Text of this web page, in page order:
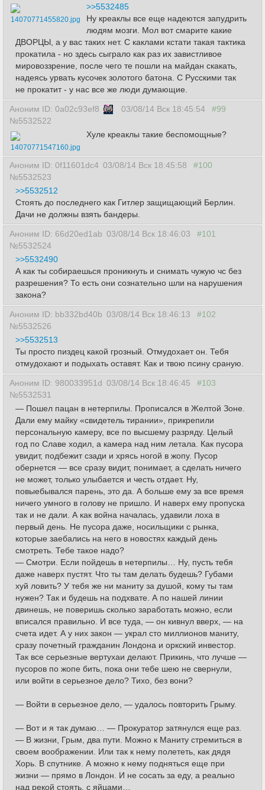
14070771455820.jpg
>>5532485
Ну креаклы все еще надеются запудрить
людям мозги. Мол вот смарите какие
ДВОРЦЫ, а у вас таких нет. С каклами кстати такая тактика
прокатила - но здесь сыграло как раз их завистливое
мировоззрение, после чего те пошли на майдан скакать,
надеясь урвать кусочек золотого батона. С Русскими так
не прокатит - у нас все же люди думающие.
Аноним ID: 0a02c93ef8 03/08/14 Вск 18:45:54
#99
№5532522
14070771547160.jpg
Хуле креаклы такие беспомощные?
Аноним ID: 0f11601dc4 03/08/14 Вск 18:45:58
#100
№5532523
>>5532512
Стоять до последнего как Гитлер защищающий Берлин.
Дачи не должны взять бандеры.
Аноним ID: 66d20ed1ab 03/08/14 Вск 18:46:03
#101
№5532524
>>5532490
А как ты собираешься проникнуть и снимать чужую чс без
разрешения? То есть они сознательно шли на нарушения
закона?
Аноним ID: bb332bd40b 03/08/14 Вск 18:46:13
#102
№5532526
>>5532513
Ты просто пиздец какой грозный. Отмудохает он. Тебя
отмудохают и подыхать оставят. Как и твою псину сраную.
Аноним ID: 980033951d 03/08/14 Вск 18:46:45
#103
№5532531
— Пошел пацан в нетерпилы. Прописался в Желтой Зоне.
Дали ему майку «свидетель тирании», прикрепили
персональную камеру, все по высшему разряду. Целый
год по Славе ходил, а камера над ним летала. Как пусора
увидит, подбежит сзади и хрясь ногой в жопу. Пусор
обернется — все сразу видит, понимает, а сделать ничего
не может, только улыбается и честь отдает. Ну,
повыебывался парень, это да. А больше ему за все время
ничего умного в голову не пришло. И наверх ему пропуска
так и не дали. А как война началась, удавили лоха в
первый день. Не пусора даже, носильщики с рынка,
которые заебались на него в новостях каждый день
смотреть. Тебе такое надо?
— Смотри. Если пойдешь в нетерпилы… Ну, пусть тебя
даже наверх пустят. Что ты там делать будешь? Губами
хуй ловить? У тебя же ни маниту за душой, кому ты там
нужен? Так и будешь на подхвате. А по нашей линии
двинешь, не поверишь сколько заработать можно, если
вписался правильно. И все туда, — он кивнул вверх, — на
счета идет. А у них закон — украл сто миллионов маниту,
сразу почетный гражданин Лондона и оркский инвестор.
Так все серьезные вертухаи делают. Прикинь, что лучше —
пусоров по жопе бить, пока они тебе шею не свернули,
или войти в серьезное дело? Тихо, без вони?
— Войти в серьезное дело, — удалось повторить Грыму.
— Вот и я так думаю… — Прокуратор затянулся еще раз.
— В жизни, Грым, два пути. Можно к Маниту стремиться в
своем воображении. Или так к нему полететь, как дядя
Хорь. В спутнике. А можно к нему подняться еще при
жизни — прямо в Лондон. И не сосать за еду, а реально
над рекой стоять, с яйцами…